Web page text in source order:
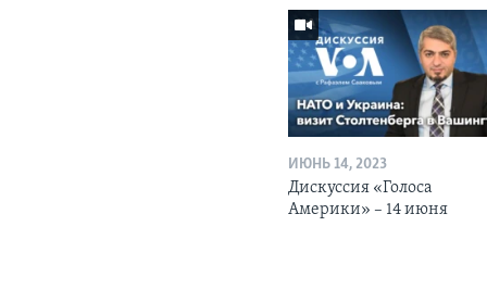
ИЮНЬ 14, 2023
Дискуссия «Голоса
Америки» – 14 июня